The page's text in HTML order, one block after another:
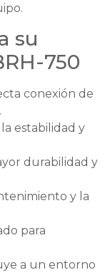
su
750
conexión de
estabilidad y
durabilidad y
y la
para
a un entorno